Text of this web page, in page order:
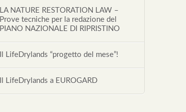
LA NATURE RESTORATION LAW –
Prove tecniche per la redazione del
PIANO NAZIONALE DI RIPRISTINO
Il LifeDrylands “progetto del mese”!
Il LifeDrylands a EUROGARD